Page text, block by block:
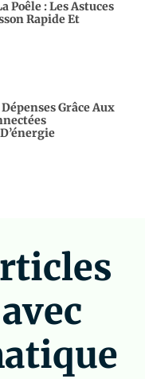
Poêle : Les Astuces
Rapide Et
Grâce Aux